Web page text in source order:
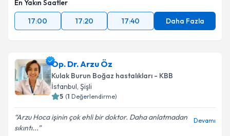
En Yakın Saatler
17:00
17:20 17:40 Daha Fazla
Op. Dr. Arzu Öz
Kulak Burun Boğaz hastalıkları - KBB
İstanbul, Şişli
5 (1 Değerlendirme)
Arzu Hoca işinin çok ehli bir doktor. Daha anlatmadan
sıkıntı...
Devamı